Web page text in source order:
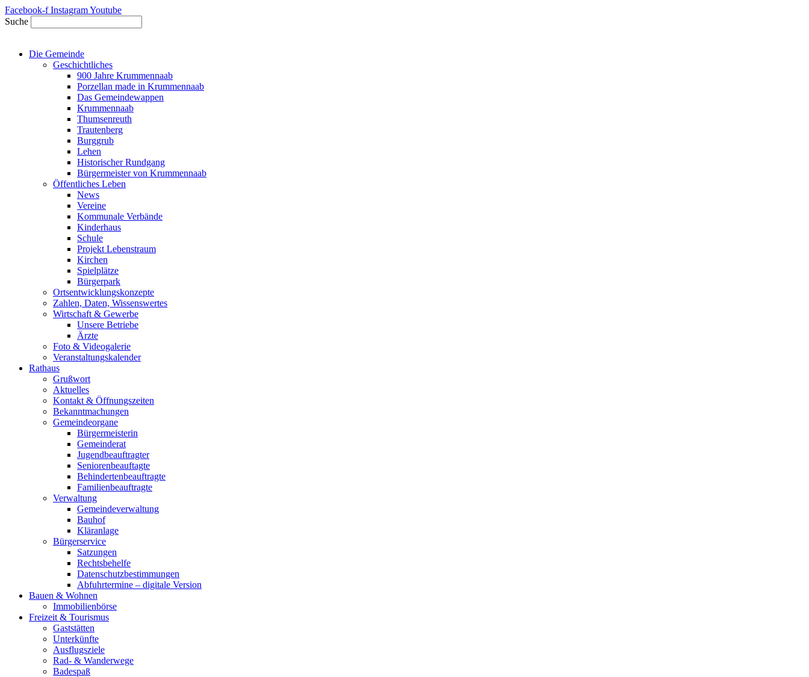
Zum
Inhalt
springen
Facebook-f InstagramYoutube
Suche
Die Gemeinde
Geschichtliches
900 Jahre Krummennaab
Porzellan made in Krummennaab
Das Gemeindewappen
Krummennaab
Thumsenreuth
Trautenberg
Burggrub
Lehen
Historischer Rundgang
Bürgermeister von Krummennaab
Öffentliches Leben
News
Vereine
Kommunale Verbände
Kinderhaus
Schule
Projekt Lebenstraum
Kirchen
Spielplätze
Bürgerpark
Ortsentwicklungskonzepte
Zahlen, Daten, Wissenswertes
Wirtschaft & Gewerbe
Unsere Betriebe
Ärzte
Foto & Videogalerie
Veranstaltungskalender
Rathaus
Grußwort
Aktuelles
Kontakt & Öffnungszeiten
Bekanntmachungen
Gemeindeorgane
Bürgermeisterin
Gemeinderat
Jugendbeauftragter
Seniorenbeauftagte
Behindertenbeauftragte
Familienbeauftragte
Verwaltung
Gemeindeverwaltung
Bauhof
Kläranlage
Bürgerservice
Satzungen
Rechtsbehelfe
Datenschutzbestimmungen
Abfuhrtermine – digitale Version
Bauen & Wohnen
Immobilienbörse
Freizeit & Tourismus
Gaststätten
Unterkünfte
Ausflugsziele
Rad- & Wanderwege
Badespaß